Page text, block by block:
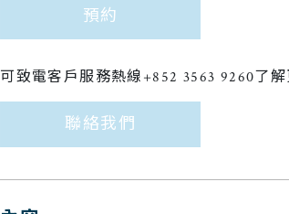
預約
可致電客戶服務熱線+852 3563 9260了解
聯絡我們